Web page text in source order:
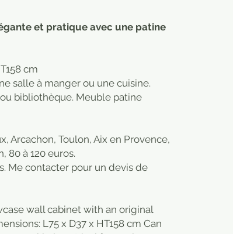
et pratique avec une patine
cm
salle à manger ou une cuisine.
bibliothèque. Meuble patine
Arcachon, Toulon, Aix en Provence,
80 à 120 euros.
Me contacter pour un devis de
wall cabinet with an original
L75 x D37 x HT158 cm Can